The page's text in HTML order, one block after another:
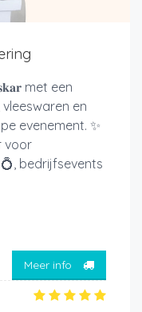
met een
en
evenement. ✨
voor
bedrijfsevents
Meer info